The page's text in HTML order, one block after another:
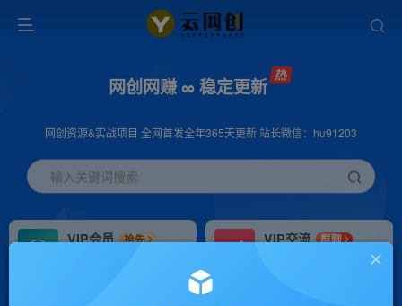
网创网赚 ∞ 稳定更新
网创资源&实战项目 全网首发全年365天更新 站长微信：hu91203
输入关键词搜索
VIP会员
抢先
VIP交流
群聊
研究探讨更多创业项目路子。